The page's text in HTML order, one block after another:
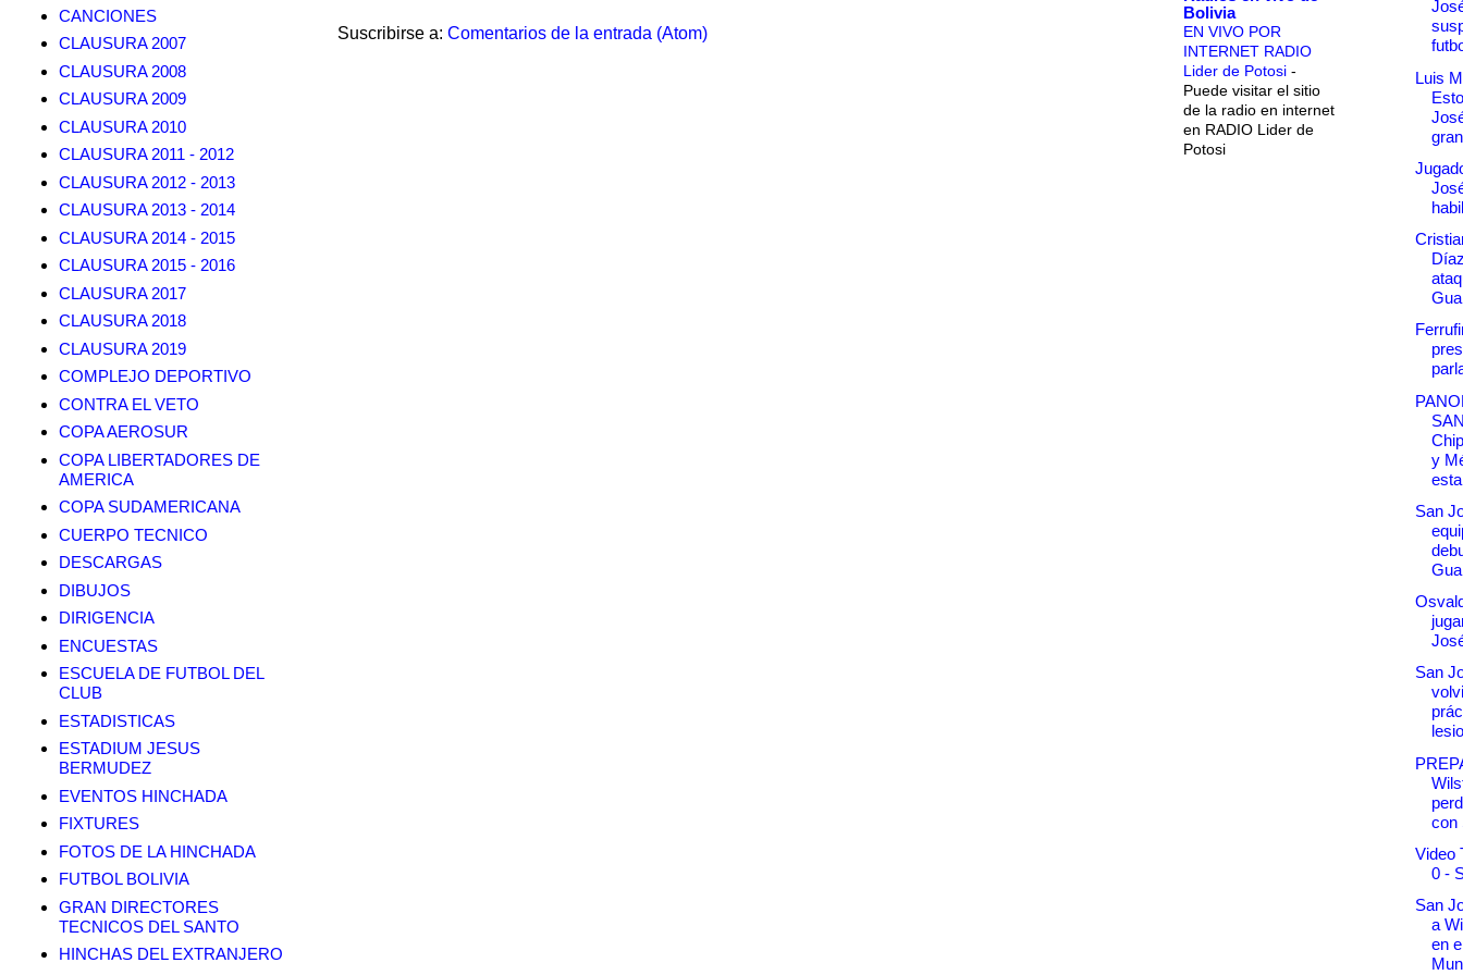
Suscribirse a: Comentarios de la entrada (Atom)
CANCIONES
CLAUSURA 2007
CLAUSURA 2008
CLAUSURA 2009
CLAUSURA 2010
CLAUSURA 2011 - 2012
CLAUSURA 2012 - 2013
CLAUSURA 2013 - 2014
CLAUSURA 2014 - 2015
CLAUSURA 2015 - 2016
CLAUSURA 2017
CLAUSURA 2018
CLAUSURA 2019
COMPLEJO DEPORTIVO
CONTRA EL VETO
COPA AEROSUR
COPA LIBERTADORES DE
AMERICA
COPA SUDAMERICANA
CUERPO TECNICO
DESCARGAS
DIBUJOS
DIRIGENCIA
ENCUESTAS
ESCUELA DE FUTBOL DEL
CLUB
ESTADISTICAS
ESTADIUM JESUS
BERMUDEZ
EVENTOS HINCHADA
FIXTURES
FOTOS DE LA HINCHADA
FUTBOL BOLIVIA
GRAN DIRECTORES
TECNICOS DEL SANTO
HINCHAS DEL EXTRANJERO
Bolivia
EN VIVO POR
INTERNET RADIO
Lider de Potosi -
Puede visitar el sitio
de la radio en internet
en RADIO Lider de
Potosi
Luis
y
San
San
con
Video
0 -
San
a
en